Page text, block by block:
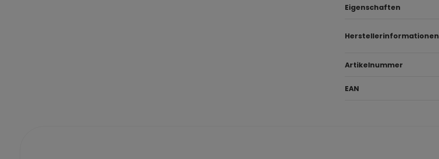
Eigenschaften
Herstellerinformationen
Artikelnummer
EAN